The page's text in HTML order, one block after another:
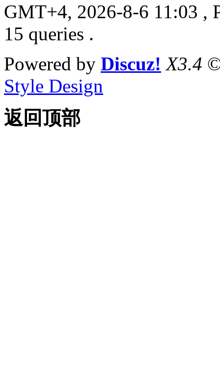
GMT+4, 2026-8-6 11:03 ,
15 queries .
Powered by Discuz! X3.4
Style Design
返回顶部